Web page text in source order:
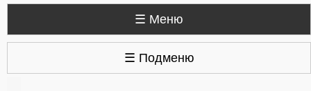
☰ Меню
☰ Подменю